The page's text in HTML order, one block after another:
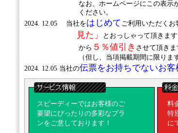
なお、ホームページにこの表示が有る
ください。
2024. 12.05 当社をはじめて ご利用いただくお
見た」
とおっしゃって頂きま
から ５％値引き させて頂きま
（但し、当項掲載期間に限ります
2024. 12.05 当社の伝票をお持ちでないお客
お気軽にお電話ください。
2024. 12.05 オートバイで運べない大きな荷物は
びします。
2024. 12.05 twitter で割引情報配信中!
逐次割引の情報をつぶやきま
スピーディーではお客様のご
要望にぴったりの多彩なプラ
ンをご意しております！
料
特
に